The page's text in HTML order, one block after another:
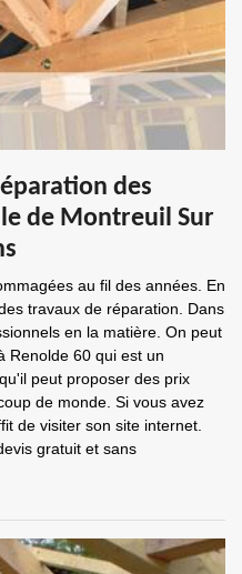
des
de Montreuil Sur
au fil des années. En
travaux de réparation. Dans
en la matière. On peut
Renolde 60 qui est un
peut proposer des prix
de monde. Si vous avez
de visiter son site internet.
gratuit et sans